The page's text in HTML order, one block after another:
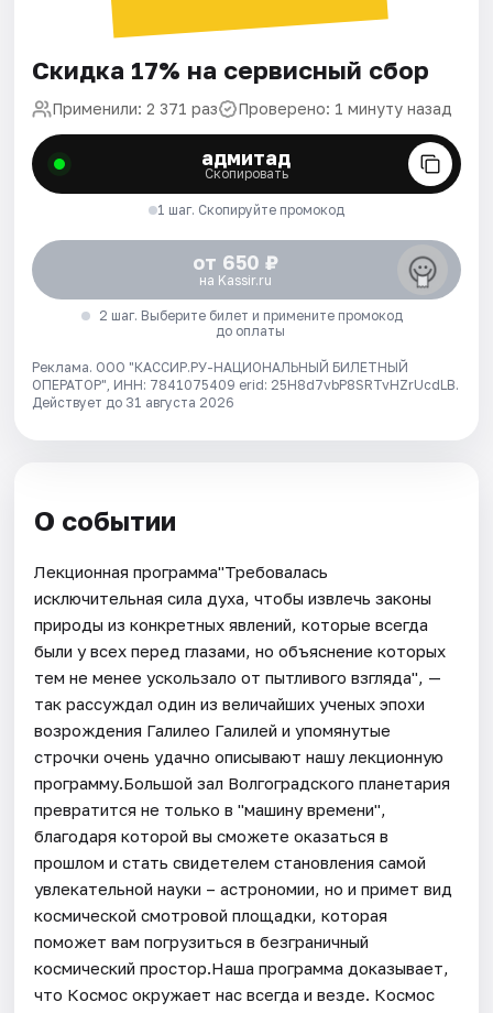
Скидка 17% на сервисный сбор
Применили: 2 371 раз Проверено: 1 минуту назад
адмитад
Скопировать
1 шаг. Скопируйте промокод
от 650 ₽
на Kassir.ru
2 шаг. Выберите билет и примените промокод
до оплаты
Реклама. ООО "КАССИР.РУ-НАЦИОНАЛЬНЫЙ БИЛЕТНЫЙ
ОПЕРАТОР", ИНН: 7841075409 erid: 25H8d7vbP8SRTvHZrUcdLB.
Действует до 31 августа 2026
О событии
Лекционная программа"Требовалась
исключительная сила духа, чтобы извлечь законы
природы из конкретных явлений, которые всегда
были у всех перед глазами, но объяснение которых
тем не менее ускользало от пытливого взгляда", —
так рассуждал один из величайших ученых эпохи
возрождения Галилео Галилей и упомянутые
строчки очень удачно описывают нашу лекционную
программу.Большой зал Волгоградского планетария
превратится не только в "машину времени",
благодаря которой вы сможете оказаться в
прошлом и стать свидетелем становления самой
увлекательной науки – астрономии, но и примет вид
космической смотровой площадки, которая
поможет вам погрузиться в безграничный
космический простор.Наша программа доказывает,
что Космос окружает нас всегда и везде. Космос